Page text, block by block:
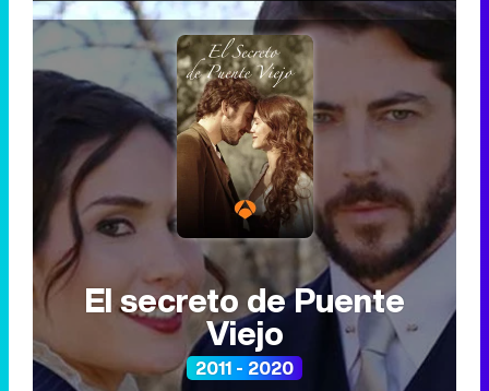
El secreto de Puente
Viejo
2011 - 2020